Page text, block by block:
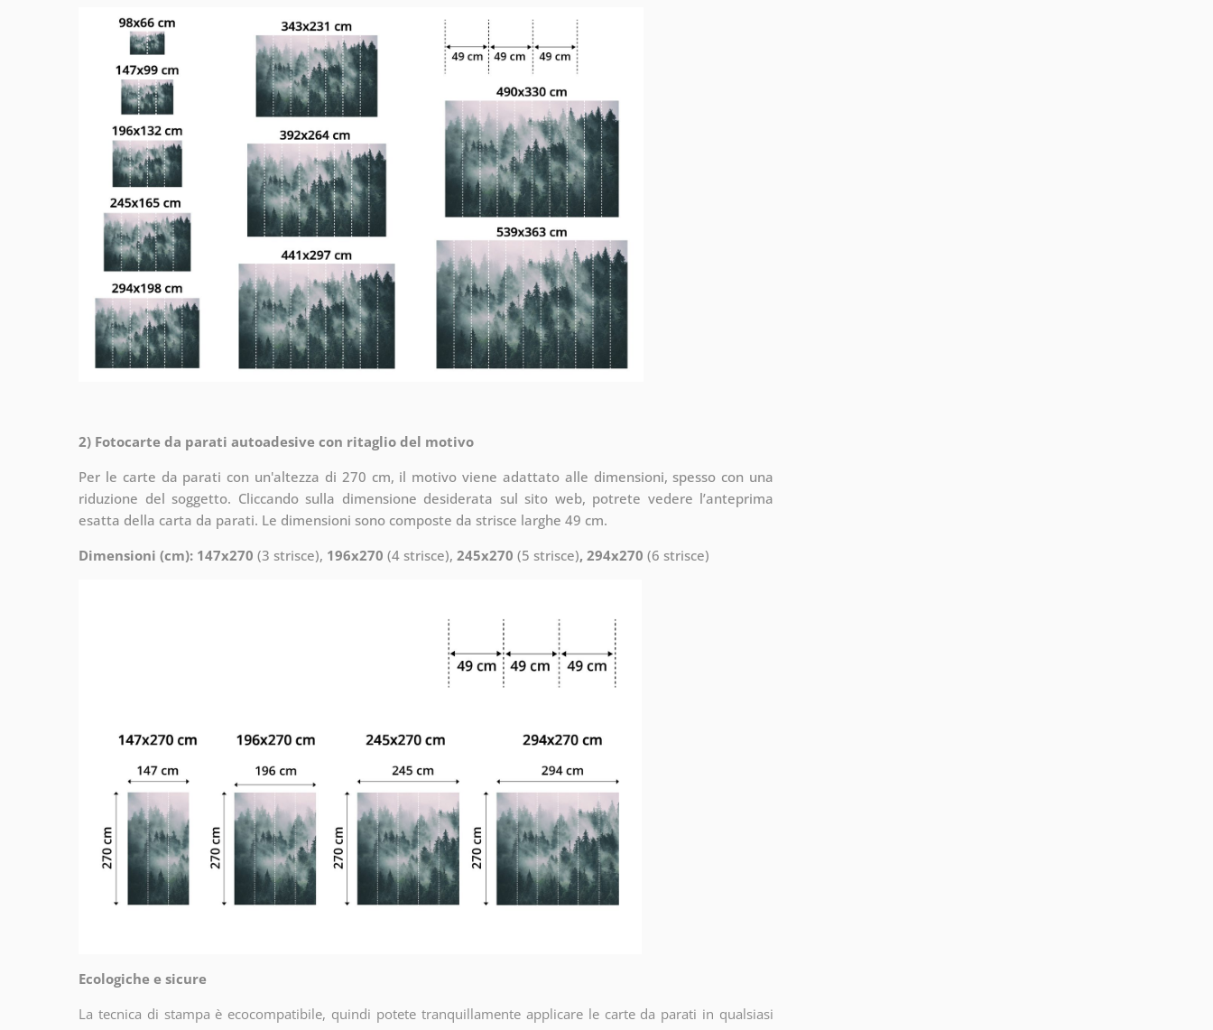
2) Fotocarte da parati autoadesive con ritaglio del motivo
Per le carte da parati con un'altezza di 270 cm, il motivo viene adattato alle dimensioni, spesso con una
riduzione del soggetto. Cliccando sulla dimensione desiderata sul sito web, potrete vedere l’anteprima
esatta della carta da parati. Le dimensioni sono composte da strisce larghe 49 cm.
Dimensioni (cm): 147x270 (3 strisce), 196x270 (4 strisce), 245x270 (5 strisce), 294x270 (6 strisce)
Ecologiche e sicure
La tecnica di stampa è ecocompatibile, quindi potete tranquillamente applicare le carte da parati in qualsiasi